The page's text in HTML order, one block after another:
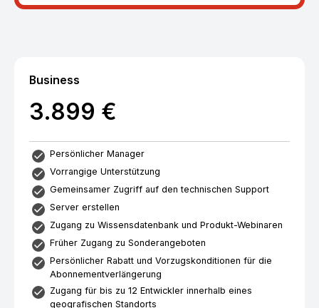
Business
3.899 €
Persönlicher Manager
Vorrangige Unterstützung
Gemeinsamer Zugriff auf den technischen Support
Server erstellen
Zugang zu Wissensdatenbank und Produkt-Webinaren
Früher Zugang zu Sonderangeboten
Persönlicher Rabatt und Vorzugskonditionen für die
Abonnementverlängerung
Zugang für bis zu 12 Entwickler innerhalb eines
geografischen Standorts